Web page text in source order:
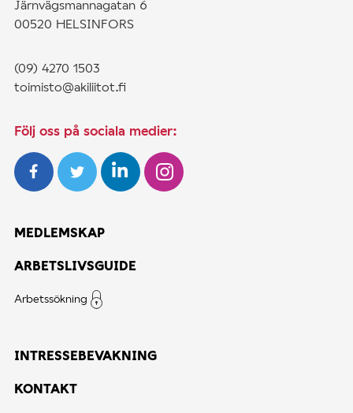
Järnvägsmannagatan 6
00520 HELSINFORS
(09) 4270 1503
toimisto@akiliitot.fi
Följ oss på sociala medier:
MEDLEMSKAP
ARBETSLIVSGUIDE
Arbetssökning
INTRESSEBEVAKNING
KONTAKT